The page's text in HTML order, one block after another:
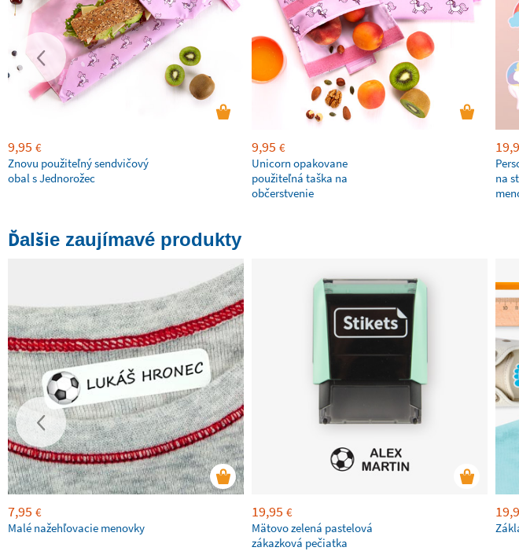
9,95 €
Znovu použiteľný sendvičový
obal s Jednorožec
9,95 €
Unicorn opakovane
použiteľná taška na
občerstvenie
na
Ďalšie zaujímavé produkty
7,95 €
Malé nažehľovacie menovky
19,95 €
Mätovo zelená pastelová
zákazková pečiatka